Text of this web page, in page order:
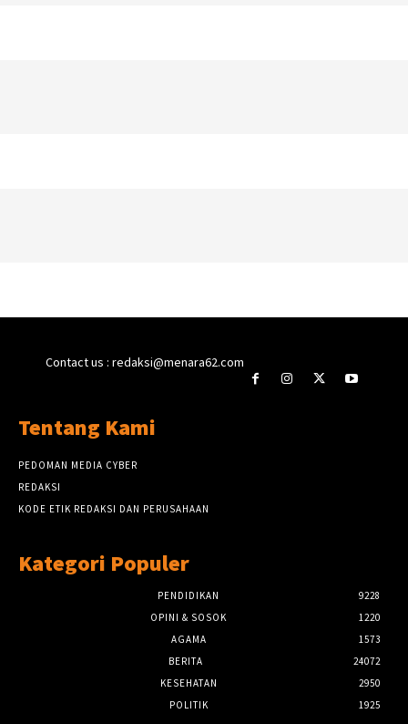
Contact us : redaksi@menara62.com
Tentang Kami
PEDOMAN MEDIA CYBER
REDAKSI
KODE ETIK REDAKSI DAN PERUSAHAAN
Kategori Populer
PENDIDIKAN
9228
OPINI & SOSOK
1220
AGAMA
1573
BERITA
24072
KESEHATAN
2950
POLITIK
1925